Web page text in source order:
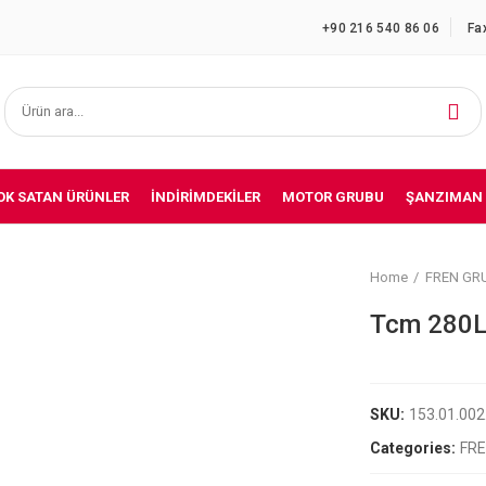
+90 216 540 86 06
SATAN ÜRÜNLER İNDIRIMDEKILER MOTOR GRUBU ŞANZIMAN
Home FREN
Tcm
SKU:
Categories: